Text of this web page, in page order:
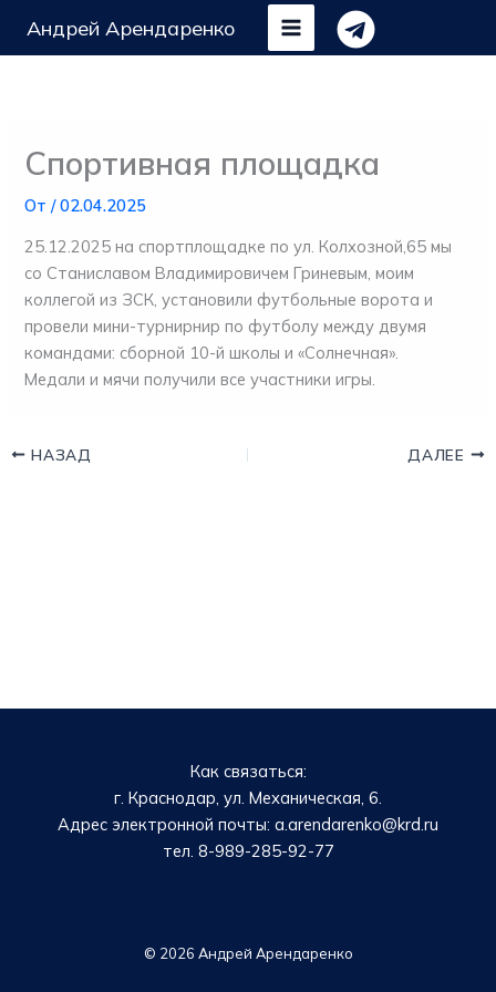
Андрей Арендаренко
Спортивная площадка
От/02.04.2025
25.12.2025 на спортплощадке по ул. Колхозной,65 мы
со Станиславом Владимировичем Гриневым, моим
коллегой из ЗСК, установили футбольные ворота и
провели мини-турнирнир по футболу между двумя
командами: сборной 10-й школы и «Солнечная».
Медали и мячи получили все участники игры.
НАЗАД ДАЛЕЕ
Как связаться:
г. Краснодар, ул. Механическая, 6.
Адрес электронной почты: a.arendarenko@krd.ru
тел. 8-989-285-92-77
© 2026 Андрей Арендаренко